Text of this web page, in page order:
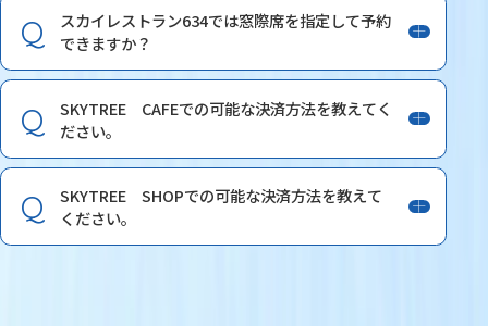
スカイレストラン634では窓際席を指定して予約
できますか？
SKYTREE CAFEでの可能な決済方法を教えてく
ださい。
SKYTREE SHOPでの可能な決済方法を教えて
ください。